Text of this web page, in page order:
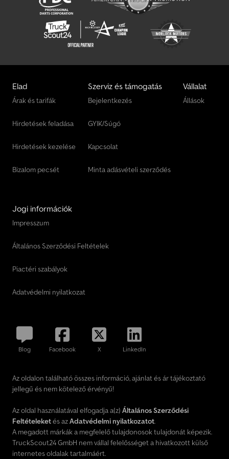
Elad
Árak és tarifák
Hirdetések feladása
Hirdetések kezelése
Bizalom pecsét
Szerviz és támogatás
Bejelentkezés
GYIK/Súgó
Kapcsolat
Minta adásvételi szerződés
Vállalat
Állások
Jogi információk
Impresszum
Általános Szerződési Feltételek
Piactéri szabályok
Adatvédelmi nyilatkozat
Blog Facebook X LinkedIn
Az oldalon található összes információ, ajánlat és ár tájékoztató
jellegű és nem kötelező érvényű!
Az oldal használatával elfogadja a(z) Általános Szerződési
Feltételeketés azAdatvédelmi nyilatkozatot.
A megadott márkák a megfelelő tulajdonosok tulajdonát képezik.
TruckScout24 GmbH nem vállal felelősséget a hivatkozott külső
internetes oldalak tartalmáért.